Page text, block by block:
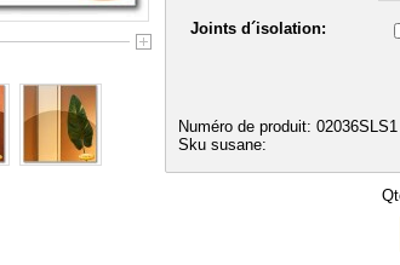
Joints d´isolation:
Numéro de produit: 02036SLS1
Sku susane: